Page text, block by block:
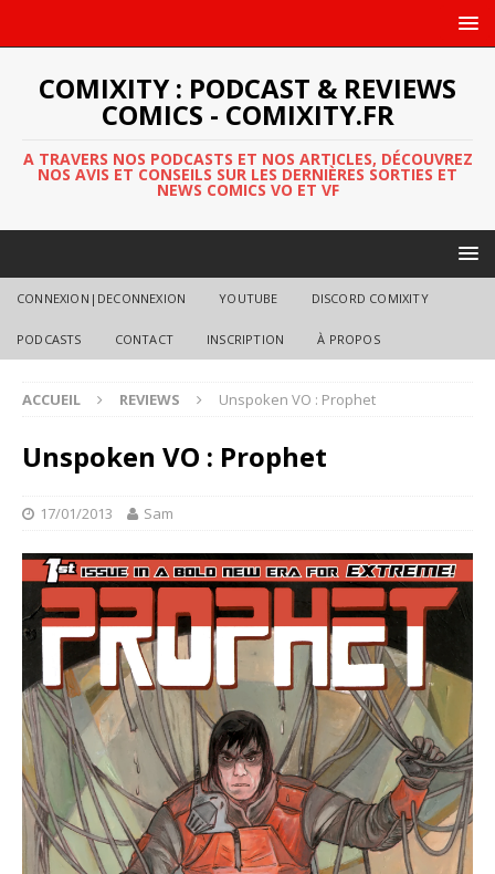
COMIXITY : PODCAST & REVIEWS
COMICS - COMIXITY.FR
A TRAVERS NOS PODCASTS ET NOS ARTICLES, DÉCOUVREZ
NOS AVIS ET CONSEILS SUR LES DERNIÈRES SORTIES ET
NEWS COMICS VO ET VF
CONNEXION|DECONNEXION YOUTUBE DISCORD COMIXITY
PODCASTS CONTACT INSCRIPTION À PROPOS
ACCUEIL REVIEWS Unspoken VO : Prophet
Unspoken VO : Prophet
17/01/2013 Sam